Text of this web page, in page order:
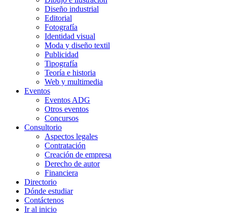
Diseño industrial
Editorial
Fotografía
Identidad visual
Moda y diseño textil
Publicidad
Tipografía
Teoría e historia
Web y multimedia
Eventos
Eventos ADG
Otros eventos
Concursos
Consultorio
Aspectos legales
Contratación
Creación de empresa
Derecho de autor
Financiera
Directorio
Dónde estudiar
Contáctenos
Ir al inicio